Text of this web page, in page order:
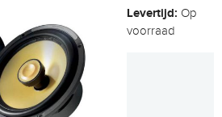
Levertijd: Op
voorraad